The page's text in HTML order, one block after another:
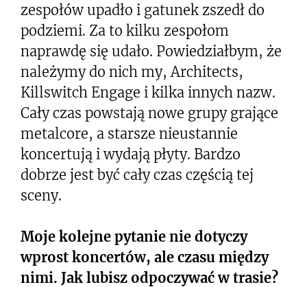
zespołów upadło i gatunek zszedł do
podziemi. Za to kilku zespołom
naprawdę się udało. Powiedziałbym, że
należymy do nich my, Architects,
Killswitch Engage i kilka innych nazw.
Cały czas powstają nowe grupy grające
metalcore, a starsze nieustannie
koncertują i wydają płyty. Bardzo
dobrze jest być cały czas częścią tej
sceny.
Moje kolejne pytanie nie dotyczy
wprost koncertów, ale czasu między
nimi. Jak lubisz odpoczywać w trasie?